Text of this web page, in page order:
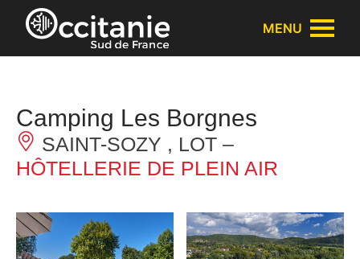
Panneau de gestion des cookies
MENU
Camping Les Borgnes
SAINT-SOZY , LOT –
HÔTELLERIE DE PLEIN AIR